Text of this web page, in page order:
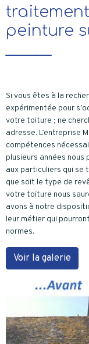
peinture
Si vous êtes à la
expérimentée pour
votre toiture ; ne
adresse. L’entreprise
compétences
plusieurs années
aux particuliers qui se
que soit le type de
votre toiture nous
avons à notre
leur métier qui
normes.
Voir la galerie